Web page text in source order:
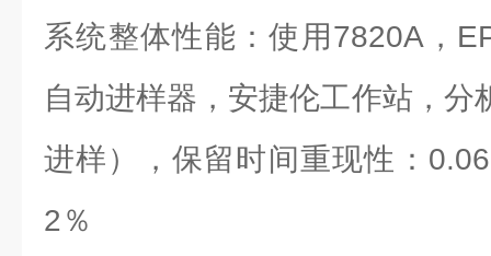
系统整体性能：使用7820A，
自动进样器，安捷伦工作站，
进样），保留时间重现性：
2％